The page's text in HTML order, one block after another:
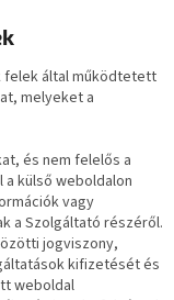
felek által működtetett
melyeket a
és nem felelős a
külső weboldalon
vagy
a Szolgáltató részéről.
jogviszony,
kifizetését és
weboldal